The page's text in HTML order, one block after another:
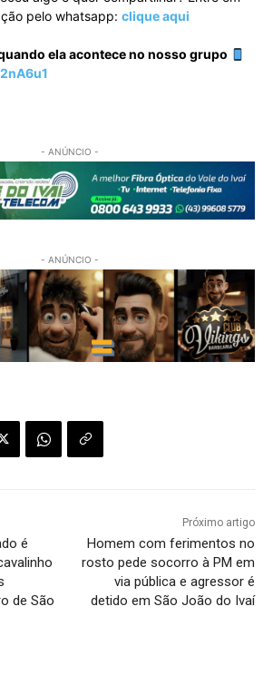
pelo whatsapp: clique aqui
ela acontece no nosso grupo
- ANÚNCIO -
- ANÚNCIO -
é
de São
Próximo artigo
Homem com ferimentos no
rosto pede socorro à PM em
via pública e agressor é
detido em São João do Ivaí